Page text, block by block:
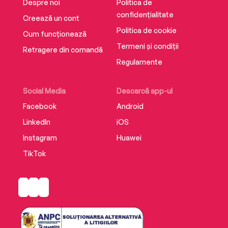
Despre noi
Creează un cont
Cum funcționează
Retragere din comandă
Social Media
Facebook
LinkedIn
Instagram
TikTok
Descarcă app-ul
Android
iOS
Huawei
Politica de
confidențialitate
Politica de cookie
Termeni și condiții
Regulamente